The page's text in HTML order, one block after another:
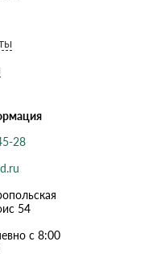
28
54
с 8:00